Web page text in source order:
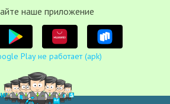
наше приложение
Play не работает (apk)